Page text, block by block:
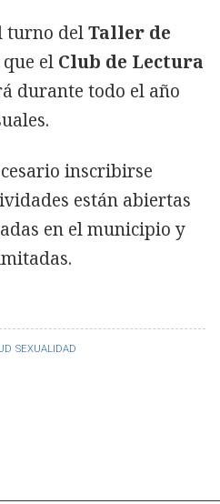
SEXUALIDAD
turno delTaller de
el Club de Lectura
durante todo el año
inscribirse
están abiertas
en el municipio y